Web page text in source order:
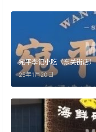
宛平李记小吃（东关街店）
25年1月20日